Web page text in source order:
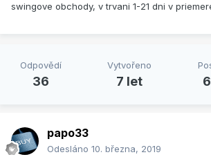
swingove obchody, v trvani 1-21 dni v
Odpovědí
36
Vytvořeno
7 let
papo33
Odesláno 10. března, 2019